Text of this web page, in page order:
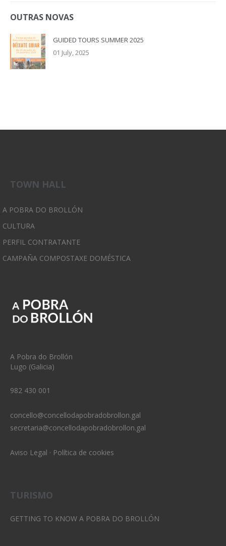
OUTRAS NOVAS
GUIDED TOURS SUMMER 2025
01 July, 2025
TOWN HALL
A POBRA DO BROLLÓN
CULTURA
PERFIL CONTRATANTE
CAMPAÑA COMPOSTAXE DOMÉSTICA
A Pobra do Brollón
Lugo (Galicia)
982 430 001
concello@concellodapobradobrollon.gal
secretaria@concellodapobradobrollon.gal
Aviso Legal · Política de cookies
TURISMO
GETTING TO KNOW A POBRA DO BROLLÓN